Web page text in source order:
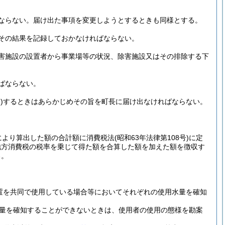
ない。 届け出た事項を変更しようとするときも同様とする。
結果を記録しておかなければならない。
設の設置者から事業場等の状況、除害施設又はその排除する下
らない。
するときはあらかじめその旨を町長に届け出なければならない。
り算出した額の合計額に消費税法(昭和63年法律第108号)に定
消費税の税率を乗じて得た額を合算した額を加えた額を徴収す
共同で使用している場合等においてそれぞれの使用水量を確知
を確知することができないときは、使用者の使用の態様を勘案